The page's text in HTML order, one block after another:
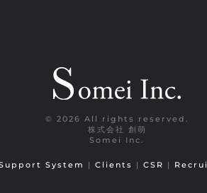
© 2026 All rights reserved.
株式会社 創萌
Somei Inc.
System | Clients | CSR |